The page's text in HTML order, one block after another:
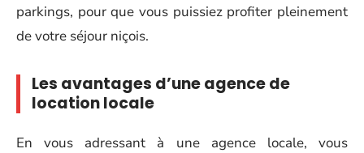
parkings, pour que vous puissiez profiter pleinement
de votre séjour niçois.
Les avantages d’une agence de
location locale
En vous adressant à une agence locale, vous